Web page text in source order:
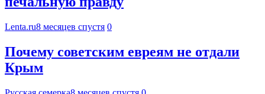
Lenta.ru8 месяцев спустя 0
Почему советским евреям не отдали
Крым